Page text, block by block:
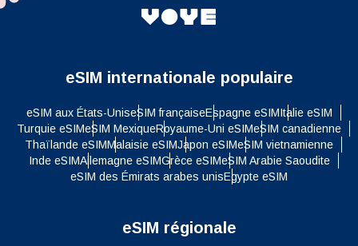
eSIM internationale populaire
eSIM aux États-UniseSIM françaiseEspagne eSIMItalie eSIM
Turquie eSIMeSIM MexiqueRoyaume-Uni eSIMeSIM canadienne
Thaïlande eSIMMalaisie eSIMJapon eSIMeSIM vietnamienne
Inde eSIMAllemagne eSIMGrèce eSIMeSIM Arabie Saoudite
eSIM des Émirats arabes unisEgypte eSIM
eSIM régionale